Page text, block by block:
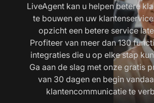
LiveAgent kan u helpen betere
te bouwen en uw
opzicht een betere service
Profiteer van meer dan 130
integraties die u op elke stap
Ga aan de slag met onze gratis
van 30 dagen en begin
klantencommunicatie te